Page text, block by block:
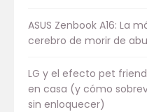
ASUS Zenbook A16: La
cerebro de morir de
LG y el efecto pet
en casa (y cómo
sin enloquecer)